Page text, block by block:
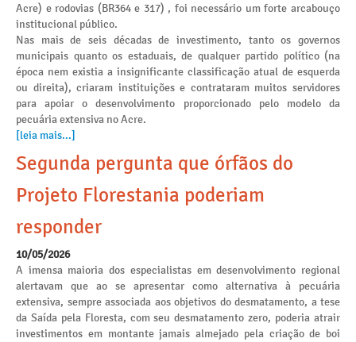
Acre) e rodovias (BR364 e 317) , foi necessário um forte arcabouço
institucional público.
Nas mais de seis décadas de investimento, tanto os governos
municipais quanto os estaduais, de qualquer partido político (na
época nem existia a insignificante classificação atual de esquerda
ou direita), criaram instituições e contrataram muitos servidores
para apoiar o desenvolvimento proporcionado pelo modelo da
pecuária extensiva no Acre.
[leia mais...]
Segunda pergunta que órfãos do
Projeto Florestania poderiam
responder
10/05/2026
A imensa maioria dos especialistas em desenvolvimento regional
alertavam que ao se apresentar como alternativa à pecuária
extensiva, sempre associada aos objetivos do desmatamento, a tese
da Saída pela Floresta, com seu desmatamento zero, poderia atrair
investimentos em montante jamais almejado pela criação de boi